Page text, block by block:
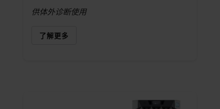
供体外诊断使用
了解更多